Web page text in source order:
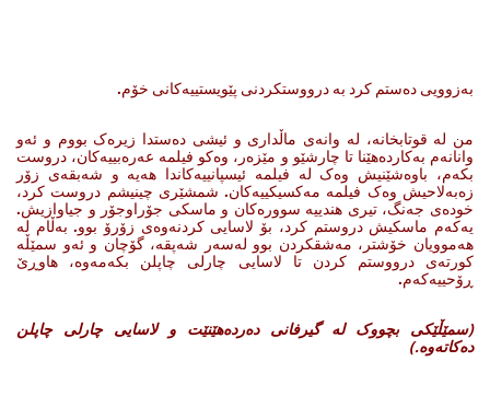
به‌زوویی ده‌ستم کرد به‌ درووستکردنی پێویستییه‌کانی خۆم.
من له‌ قوتابخانه‌، له‌ وانه‌ی ماڵداری ‌و ئیشی ده‌ستدا زیره‌ک بووم‌ و ئه‌و
وانانه‌م به‌کارده‌هێنا تا چارشێو و مێزه‌ر، وه‌کو فیلمه‌ عه‌ره‌بییه‌کان، دروست
بکه‌م، باوه‌شێنیش وه‌ک له‌ فیلمه‌ ئیسپانییه‌کاندا هه‌یه ‌و شه‌بقه‌ی زۆر
زه‌به‌لاحیش وه‌ک فیلمه‌ مه‌کسیکییه‌کان. شمشێری چینیشم دروست کرد،
خوده‌ی جه‌نگ، تیری هندییه‌ سووره‌کان ‌و ماسکی جۆراوجۆر و جیاوازیش.
یه‌که‌م ماسکیش دروستم کرد، بۆ لاسایی کردنه‌وه‌ی زۆرۆ بوو. به‌ڵام له‌
هه‌موویان خۆشتر، مه‌شقکردن بوو له‌سه‌ر شه‌پقه‌، گۆچان‌ و ئه‌و سمێڵه‌
کورته‌ی درووستم کردن تا لاسایی چارلی چاپلن بکه‌مه‌وه‌، هاوڕێ
ڕۆحییه‌که‌م.
(سمێڵێکی بچووک لە گیرفانی دەردەهێنێت و لاسایی چارلی چاپلن
دەکاتەوە.)